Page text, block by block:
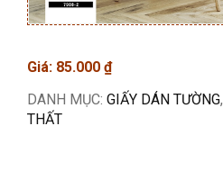
Giá: 85.000 ₫
DANH MỤC: GIẤY DÁN TƯỜNG,
THẤT